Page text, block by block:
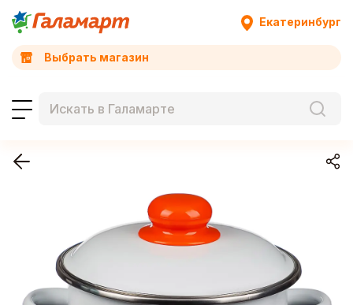
Екатеринбург
Выбрать магазин